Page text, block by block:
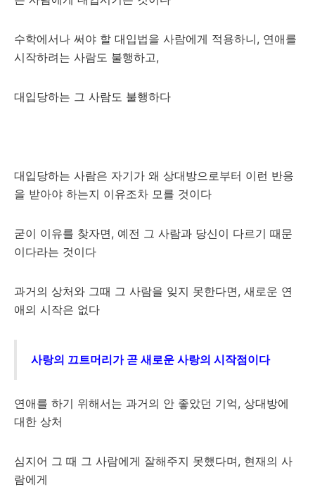
수학에서나 써야 할 대입법을 사람에게 적용하니, 연애를
시작하려는 사람도 불행하고,
대입당하는 그 사람도 불행하다
대입당하는 사람은 자기가 왜 상대방으로부터 이런 반응
을 받아야 하는지 이유조차 모를 것이다
굳이 이유를 찾자면, 예전 그 사람과 당신이 다르기 때문
이다라는 것이다
과거의 상처와 그때 그 사람을 잊지 못한다면, 새로운 연
애의 시작은 없다
사랑의 끄트머리가 곧 새로운 사랑의 시작점이다
연애를 하기 위해서는 과거의 안 좋았던 기억, 상대방에
대한 상처
심지어 그 때 그 사람에게 잘해주지 못했다며, 현재의 사
람에게